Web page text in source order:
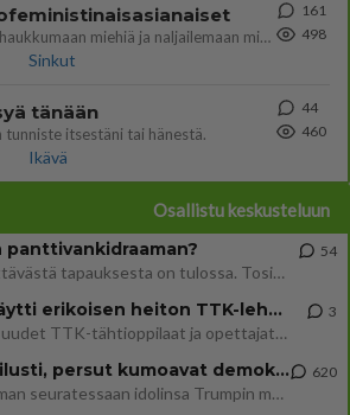
Tulevat tänne palstalle haukkumaan miehiä ja naljailemaan miehelle, kehuvat olevansa heitä parempia. Itse asuvat MIEHE
Sinkut
161
498
tänään
tunniste itsestäni tai hänestä.
Ikävä
44
460
Osallistu keskusteluun
Uusi draamasarja järkyttävästä tapauksesta on tulossa. Tositapahtumiin perustuva sarja ammentaa vuoden 1986 Mikkelin pan
54
Ernest Lawson täräytti erikoisen heiton TTK-lehdistötilaisuudessa: " Onko tässä tarkoituksena...?"
Ernest Lawson esitteli uudet TTK-tähtioppilaat ja opettajat torstaina 6.8. lehdistölle. Tulevalla kaudella on yksi hausk
3
Jos SDP ei voita reilusti, persut kumoavat demokratian Suomesta
Näin tekisi ainakin Rydman seuratessaan idolinsa Trumpin mallia https://www.is.fi/politiikka/art-2000012187244.html
620